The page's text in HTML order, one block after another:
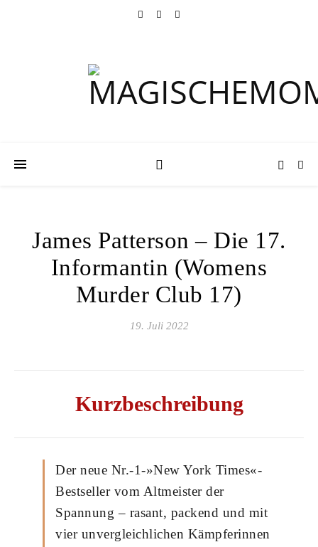
James Patterson – Die 17.
Informantin (Womens
Murder Club 17)
19. Juli 2022
Kurzbeschreibung
Der neue Nr.-1-»New York Times«-
Bestseller vom Altmeister der
Spannung – rasant, packend und mit
vier unvergleichlichen Kämpferinnen